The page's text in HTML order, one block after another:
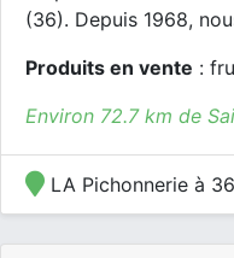
(36). Depuis 1968,
Produits en vente :
Environ 72.7 km de
LA Pichonnerie à